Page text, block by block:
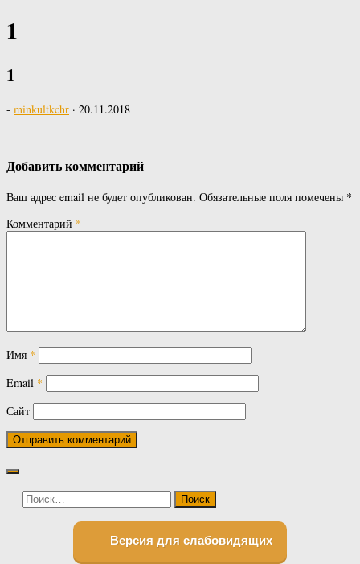
1
1
- minkultkchr · 20.11.2018
Добавить комментарий
Ваш адрес email не будет опубликован. Обязательные поля помечены *
Комментарий *
Имя *
Email *
Сайт
Найти:
Версия для слабовидящих